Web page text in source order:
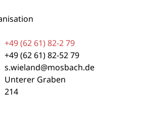
+49 (62 61) 82-279
+49 (6261) 82-5279
s.wieland@mosbach.de
Unterer Graben
214